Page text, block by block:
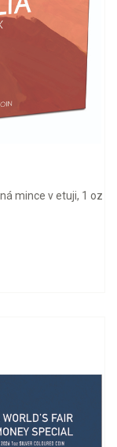
mince v etuji, 1 oz